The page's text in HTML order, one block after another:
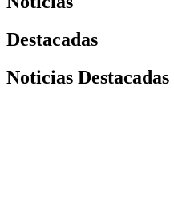
Destacadas
Noticias Destacadas